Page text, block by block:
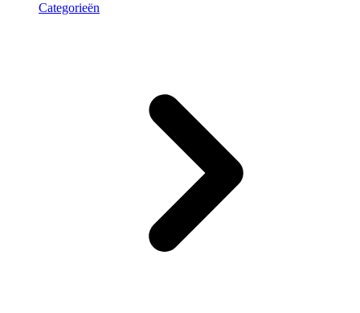
Categorieën